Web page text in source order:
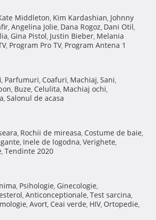
Middleton, Kim Kardashian, Johnny
, Angelina Jolie, Dana Rogoz, Dani Otil,
, Gina Pistol, Justin Bieber, Melania
, Program Pro TV, Program Antena 1
, Parfumuri, Coafuri, Machiaj, Sani,
, Buze, Celulita, Machiaj ochi,
, Salonul de acasa
, Rochii de mireasa, Costume de baie,
, Inele de logodna, Verighete,
, Tendinte 2020
, Psihologie, Ginecologie,
, Anticonceptionale, Test sarcina,
, Avort, Ceai verde, HIV, Ortopedie,